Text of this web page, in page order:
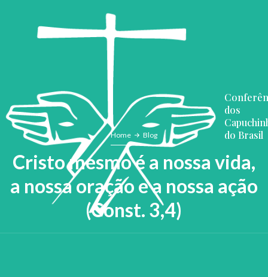
dos
do Brasil
Home Blog
Cristo mesmo é a nossa vida,
a nossa oração e a nossa ação
(Const. 3,4)